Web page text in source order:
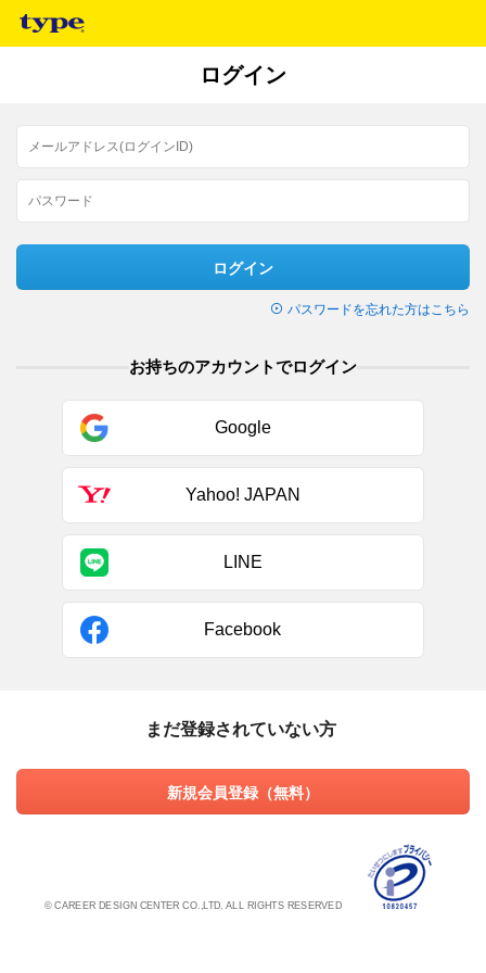
ログイン
ログイン
パスワードを忘れた方はこちら
お持ちのアカウントでログイン
Google
Yahoo! JAPAN
LINE
Facebook
まだ登録されていない方
新規会員登録（無料）
© CAREER DESIGN CENTER CO.,LTD. ALL RIGHTS RESERVED